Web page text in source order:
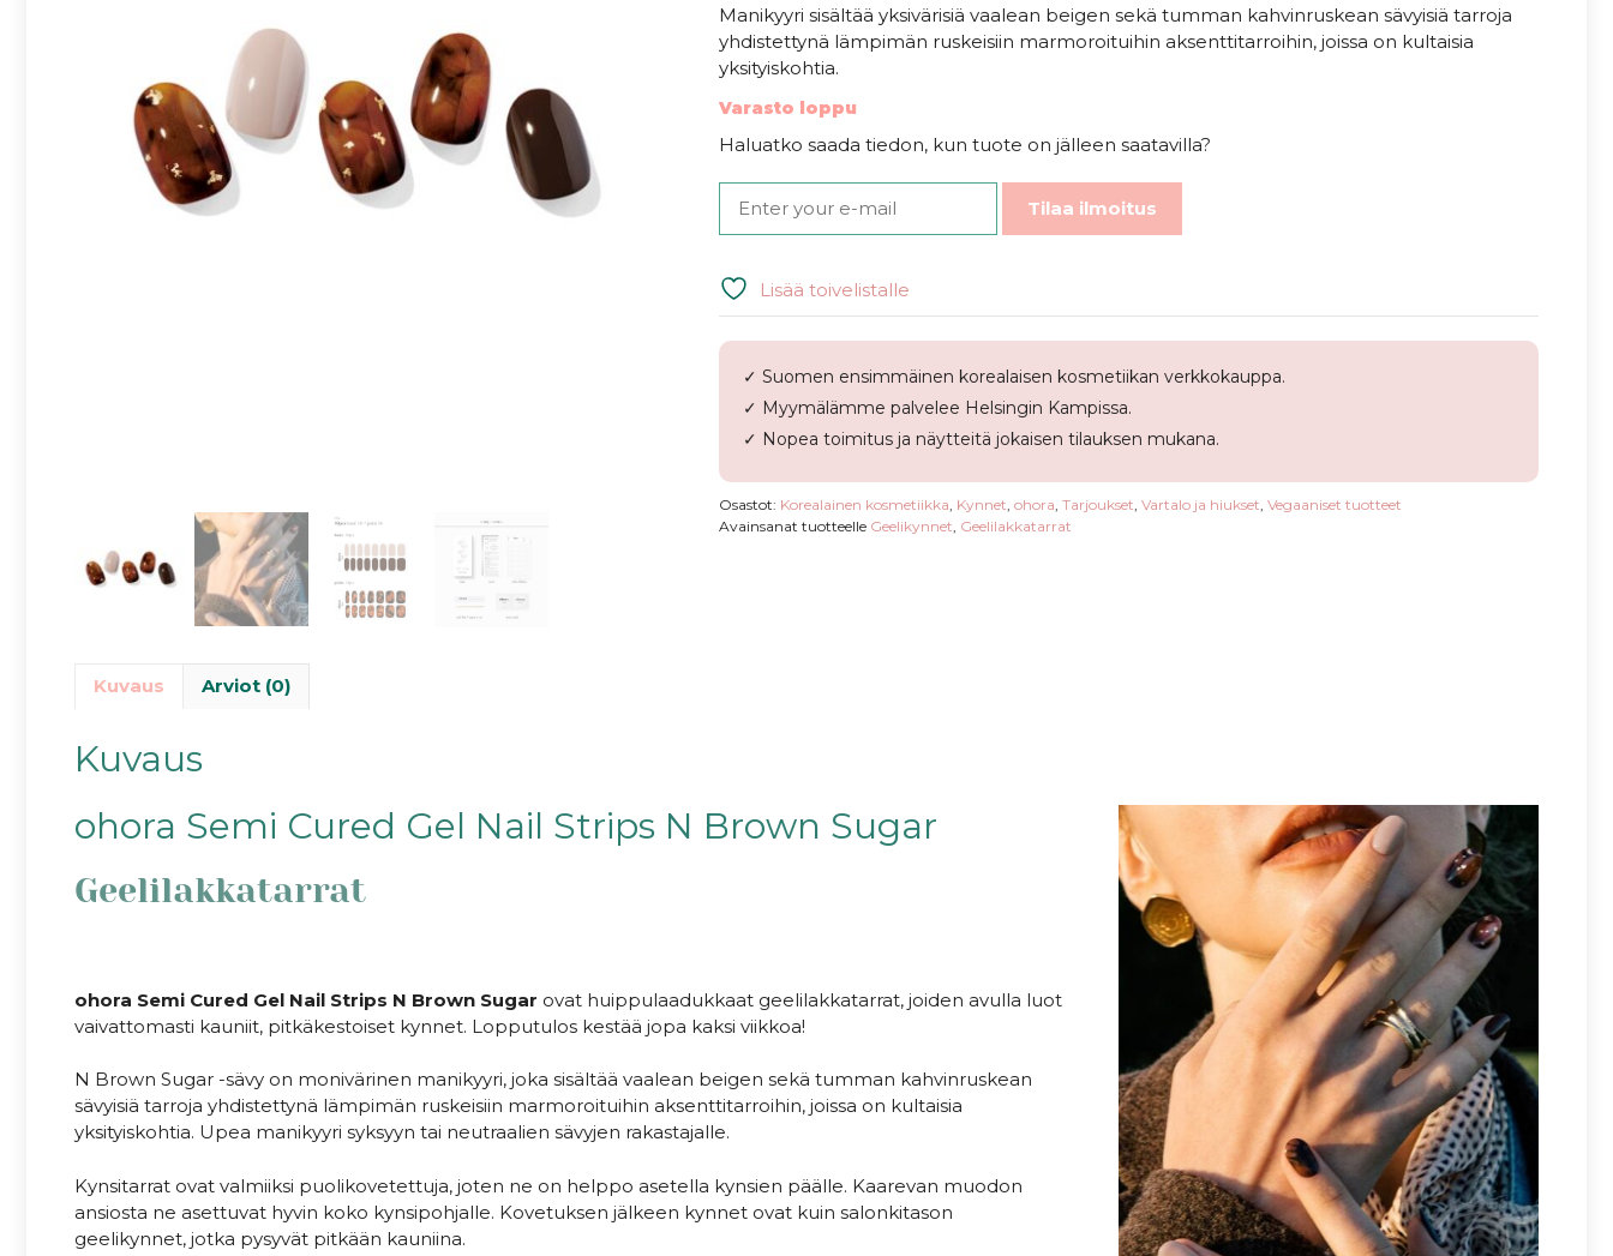
Manikyyri sisältää yksivärisiä vaalean beigen sekä tumman kahvinruskean sävyisiä tarroja
yhdistettynä lämpimän ruskeisiin marmoroituihin aksenttitarroihin, joissa on kultaisia
yksityiskohtia.
Varasto loppu
Haluatko saada tiedon, kun tuote on jälleen saatavilla?
Tilaa ilmoitus
Lisää toivelistalle
✓ Suomen ensimmäinen korealaisen kosmetiikan verkkokauppa.
✓ Myymälämme palvelee Helsingin Kampissa.
✓ Nopea toimitus ja näytteitä jokaisen tilauksen mukana.
Osastot: Korealainen kosmetiikka, Kynnet, ohora, Tarjoukset, Vartalo ja hiukset, Vegaaniset tuotteet
Avainsanat tuotteelle Geelikynnet, Geelilakkatarrat
Kuvaus Arviot (0)
Kuvaus
ohora Semi Cured Gel Nail Strips N Brown Sugar
Geelilakkatarrat
ohora Semi Cured Gel Nail Strips N Brown Sugar ovat huippulaadukkaat geelilakkatarrat, joiden avulla luot
vaivattomasti kauniit, pitkäkestoiset kynnet. Lopputulos kestää jopa kaksi viikkoa!
N Brown Sugar -sävy on monivärinen manikyyri, joka sisältää vaalean beigen sekä tumman kahvinruskean
sävyisiä tarroja yhdistettynä lämpimän ruskeisiin marmoroituihin aksenttitarroihin, joissa on kultaisia
yksityiskohtia. Upea manikyyri syksyyn tai neutraalien sävyjen rakastajalle.
Kynsitarrat ovat valmiiksi puolikovetettuja, joten ne on helppo asetella kynsien päälle. Kaarevan muodon
ansiosta ne asettuvat hyvin koko kynsipohjalle. Kovetuksen jälkeen kynnet ovat kuin salonkitason
geelikynnet, jotka pysyvät pitkään kauniina.